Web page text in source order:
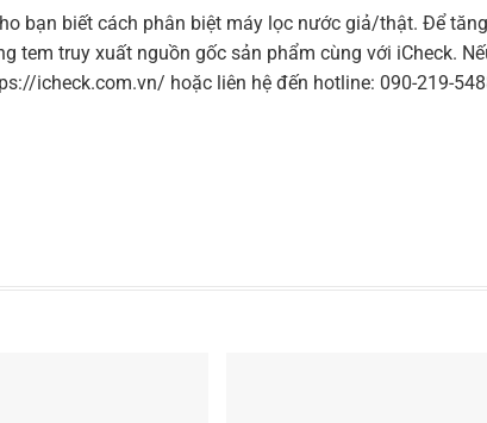
bạn biết cách phân biệt máy lọc nước giả/thật. Để
tem truy xuất nguồn gốc sản phẩm cùng với iCheck.
icheck.com.vn/ hoặc liên hệ đến hotline: 090-219-